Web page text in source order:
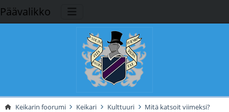
Päävalikko
Keikarin foorumi Keikari Kulttuuri Mitä katsoit viimeksi?